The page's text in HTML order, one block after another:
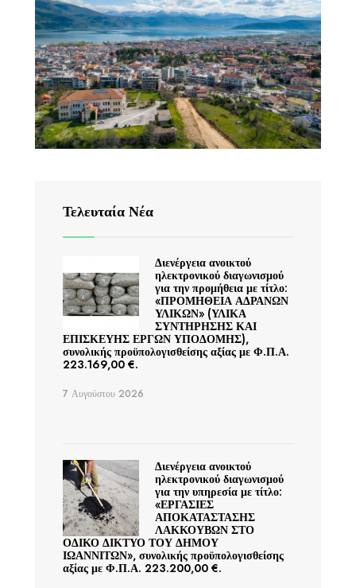
Τελευταία Νέα
Διενέργεια ανοικτού
ηλεκτρονικού διαγωνισμού
για την προμήθεια με τίτλο:
«ΠΡΟΜΗΘΕΙΑ ΑΔΡΑΝΩΝ
ΥΛΙΚΩΝ» (ΥΛΙΚΑ
ΣΥΝΤΗΡΗΣΗΣ ΚΑΙ
ΕΠΙΣΚΕΥΗΣ ΕΡΓΩΝ ΥΠΟΔΟΜΗΣ),
συνολικής προϋπολογισθείσης αξίας με Φ.Π.Α.
223.169,00 €.
7 Αυγούστου 2026
Διενέργεια ανοικτού
ηλεκτρονικού διαγωνισμού
για την υπηρεσία με τίτλο:
«ΕΡΓΑΣΙΕΣ
ΑΠΟΚΑΤΑΣΤΑΣΗΣ
ΛΑΚΚΟΥΒΩΝ ΣΤΟ
ΟΔΙΚΟ ΔΙΚΤΥΟ ΤΟΥ ΔΗΜΟΥ
ΙΩΑΝΝΙΤΩΝ», συνολικής προϋπολογισθείσης
αξίας με Φ.Π.Α. 223.200,00 €.